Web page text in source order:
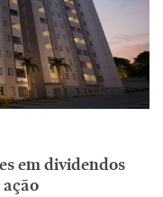
em dividendos